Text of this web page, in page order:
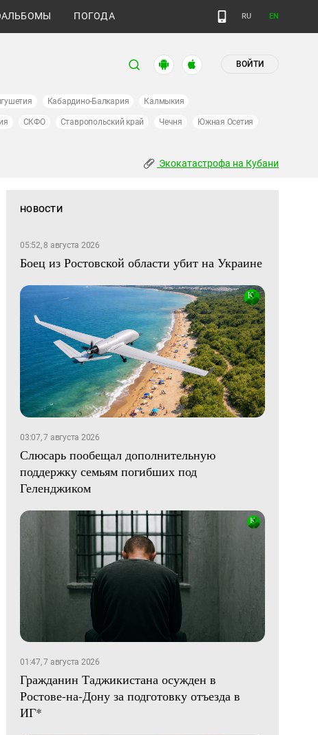
ПОГОДА RU EN
ВОЙТИ
Кабардино-Балкария Калмыкия
СКФО Ставропольский край Чечня Южная Осетия
Экокатастрофа на Кубани
НОВОСТИ
05:52, 8 августа 2026
Боец из Ростовской области убит на Украине
03:07, 7 августа 2026
Слюсарь пообещал дополнительную
поддержку семьям погибших под
Геленджиком
01:47, 7 августа 2026
Гражданин Таджикистана осужден в
Ростове-на-Дону за подготовку отъезда в
ИГ*